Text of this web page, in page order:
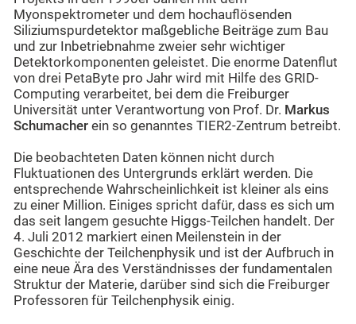
Myonspektrometer und dem hochauflösenden
Siliziumspurdetektor maßgebliche Beiträge zum Bau
und zur Inbetriebnahme zweier sehr wichtiger
Detektorkomponenten geleistet. Die enorme Datenflut
von drei PetaByte pro Jahr wird mit Hilfe des GRID-
Computing verarbeitet, bei dem die Freiburger
Universität unter Verantwortung von Prof. Dr. Markus
Schumacher ein so genanntes TIER2-Zentrum betreibt.
Die beobachteten Daten können nicht durch
Fluktuationen des Untergrunds erklärt werden. Die
entsprechende Wahrscheinlichkeit ist kleiner als eins
zu einer Million. Einiges spricht dafür, dass es sich um
das seit langem gesuchte Higgs-Teilchen handelt. Der
4. Juli 2012 markiert einen Meilenstein in der
Geschichte der Teilchenphysik und ist der Aufbruch in
eine neue Ära des Verständnisses der fundamentalen
Struktur der Materie, darüber sind sich die Freiburger
Professoren für Teilchenphysik einig.